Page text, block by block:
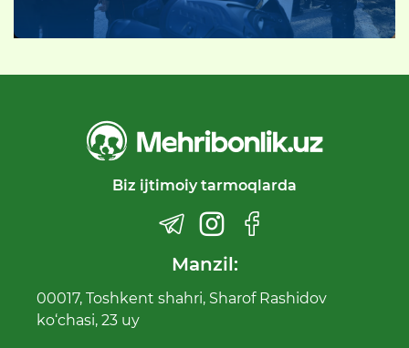
Biz ijtimoiy tarmoqlarda
Manzil:
00017, Toshkent shahri, Sharof Rashidov
ko‘chasi, 23 uy